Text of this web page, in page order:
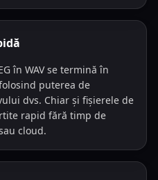
în WAV se termină în
puterea de
dvs. Chiar și fișierele de
rapid fără timp de
cloud.